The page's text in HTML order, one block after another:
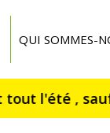
QUI SOMMES-